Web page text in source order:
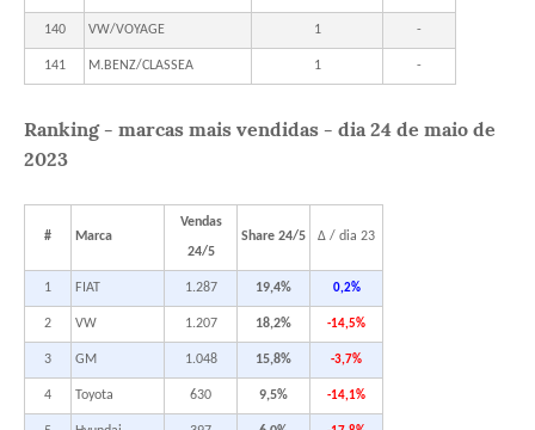
140 VW/VOYAGE 1 -
141 M.BENZ/CLASSEA 1 -
Ranking - marcas mais vendidas - dia 24 de maio de
2023
# Marca
Vendas
24/5
Share 24/5 Δ / dia 23
1 FIAT 1.287 19,4% 0,2%
2 VW 1.207 18,2% -14,5%
3 GM 1.048 15,8% -3,7%
4 Toyota 630 9,5% -14,1%